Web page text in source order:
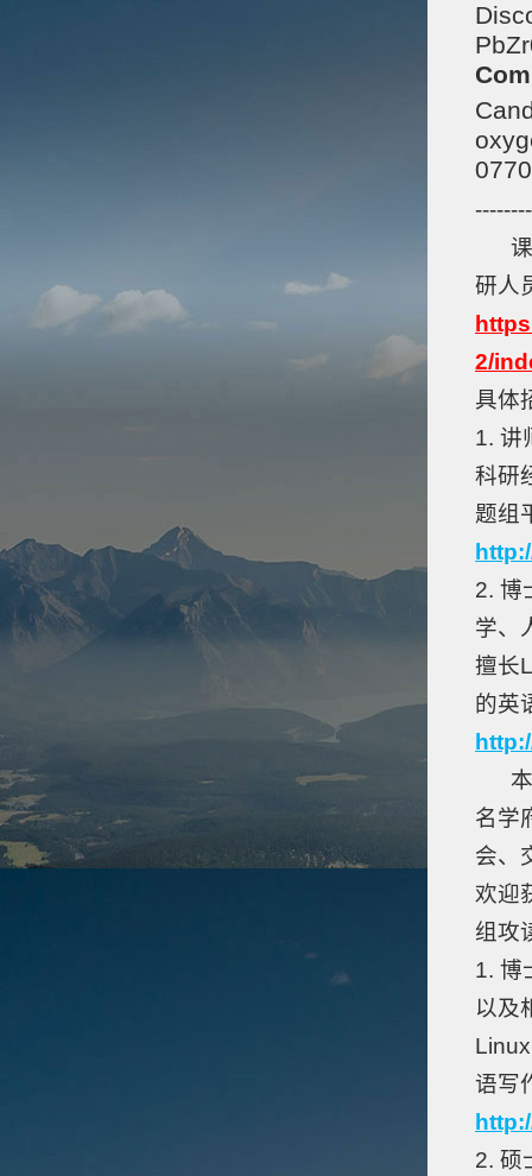
课
研人
2/
具体
1. 讲
科研
题组
2. 博
学、
擅长
的英
本
名学
会、
欢迎
组攻
1. 博
以及
语写
2. 硕